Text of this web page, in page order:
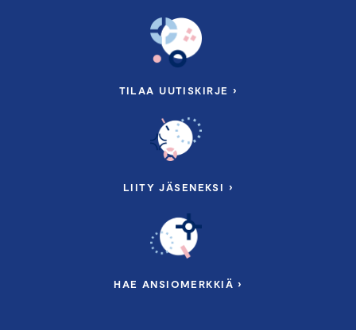
TILAA UUTISKIRJE ›
LIITY JÄSENEKSI ›
HAE ANSIOMERKKIÄ ›